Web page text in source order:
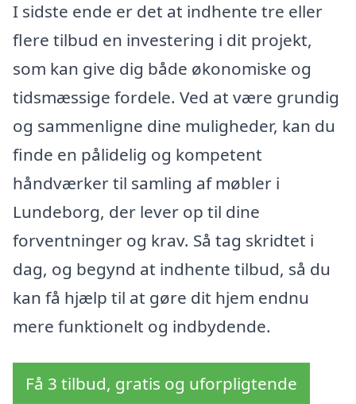
I sidste ende er det at indhente tre eller
flere tilbud en investering i dit projekt,
som kan give dig både økonomiske og
tidsmæssige fordele. Ved at være grundig
og sammenligne dine muligheder, kan du
finde en pålidelig og kompetent
håndværker til samling af møbler i
Lundeborg, der lever op til dine
forventninger og krav. Så tag skridtet i
dag, og begynd at indhente tilbud, så du
kan få hjælp til at gøre dit hjem endnu
mere funktionelt og indbydende.
Få 3 tilbud, gratis og uforpligtende